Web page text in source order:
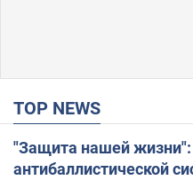
TOP NEWS
"Защита нашей жизни":
антибаллистической